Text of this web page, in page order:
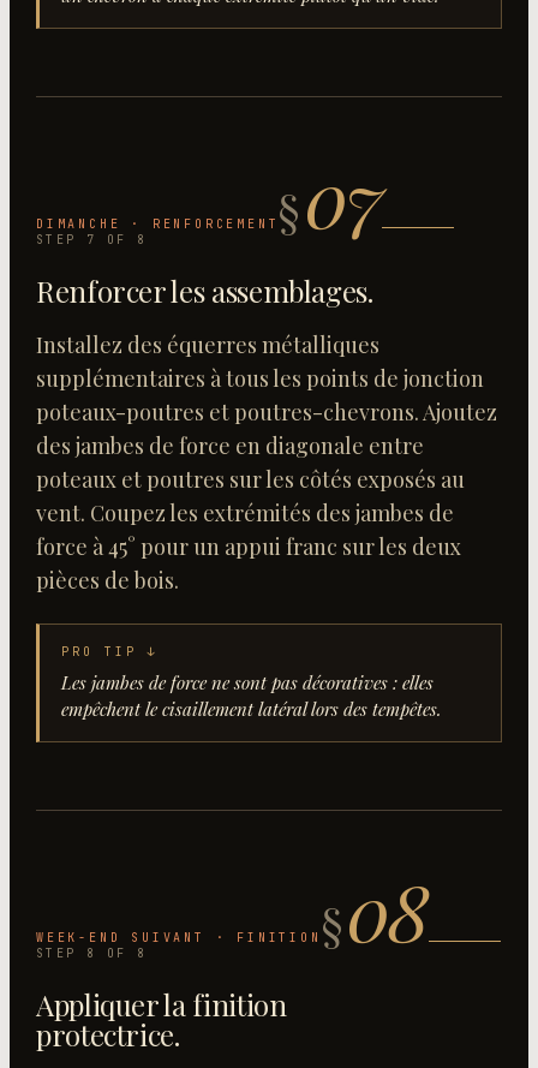
DIMANCHE · RENFORCEMENT §07
STEP 7 OF 8
Renforcer les assemblages.
Installez des équerres métalliques
supplémentaires à tous les points de jonction
poteaux-poutres et poutres-chevrons. Ajoutez
des jambes de force en diagonale entre
poteaux et poutres sur les côtés exposés au
vent. Coupez les extrémités des jambes de
force à 45° pour un appui franc sur les deux
pièces de bois.
PRO TIP ↓
Les jambes de force ne sont pas décoratives : elles
empêchent le cisaillement latéral lors des tempêtes.
WEEK-END SUIVANT · FINITION §08
STEP 8 OF 8
Appliquer la finition
protectrice.